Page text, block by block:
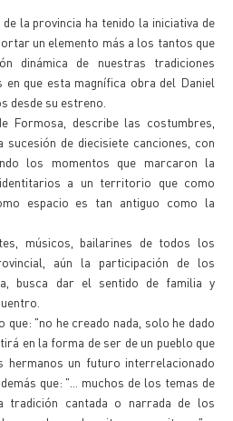
la provincia ha tenido la iniciativa de
un elemento más a los tantos que
dinámica de nuestras tradiciones
que esta magnífica obra del Daniel
desde su estreno.
Formosa, describe las costumbres,
sucesión de diecisiete canciones, con
los momentos que marcaron la
a un territorio que como
espacio es tan antiguo como la
músicos, bailarines de todos los
aún la participación de los
busca dar el sentido de familia y
que: "no he creado nada, solo he dado
en la forma de ser de un pueblo que
hermanos un futuro interrelacionado
que: "... muchos de los temas de
tradición cantada o narrada de los